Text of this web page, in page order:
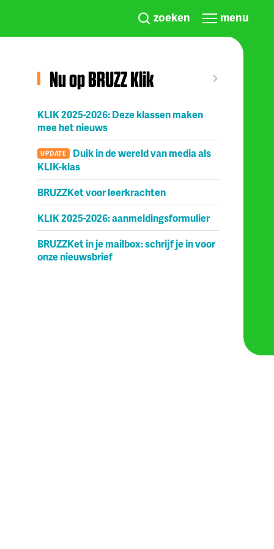
zoeken menu
Nu op BRUZZ Klik
KLIK 2025-2026: Deze klassen maken
mee het nieuws
UPDATE
Duik in de wereld van media als
KLIK-klas
BRUZZKet voor leerkrachten
KLIK 2025-2026: aanmeldingsformulier
BRUZZKet in je mailbox: schrijf je in voor
onze nieuwsbrief